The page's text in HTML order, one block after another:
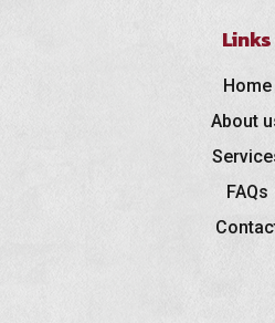
Links
Home
About
FAQs